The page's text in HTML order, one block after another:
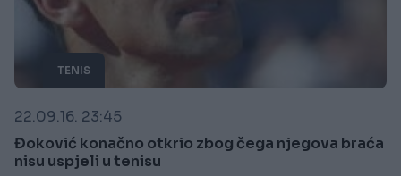
TENIS
22.09.16. 23:45
Đoković konačno otkrio zbog čega njegova braća
nisu uspjeli u tenisu